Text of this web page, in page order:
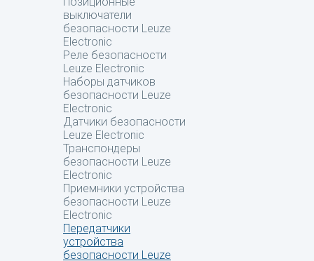
выключатели
безопасности Leuze
Electronic
Реле безопасности
Leuze Electronic
Наборы датчиков
безопасности Leuze
Electronic
Датчики безопасности
Leuze Electronic
Транспондеры
безопасности Leuze
Electronic
Приемники устройства
безопасности Leuze
Electronic
Передатчики
устройства
безопасности Leuze